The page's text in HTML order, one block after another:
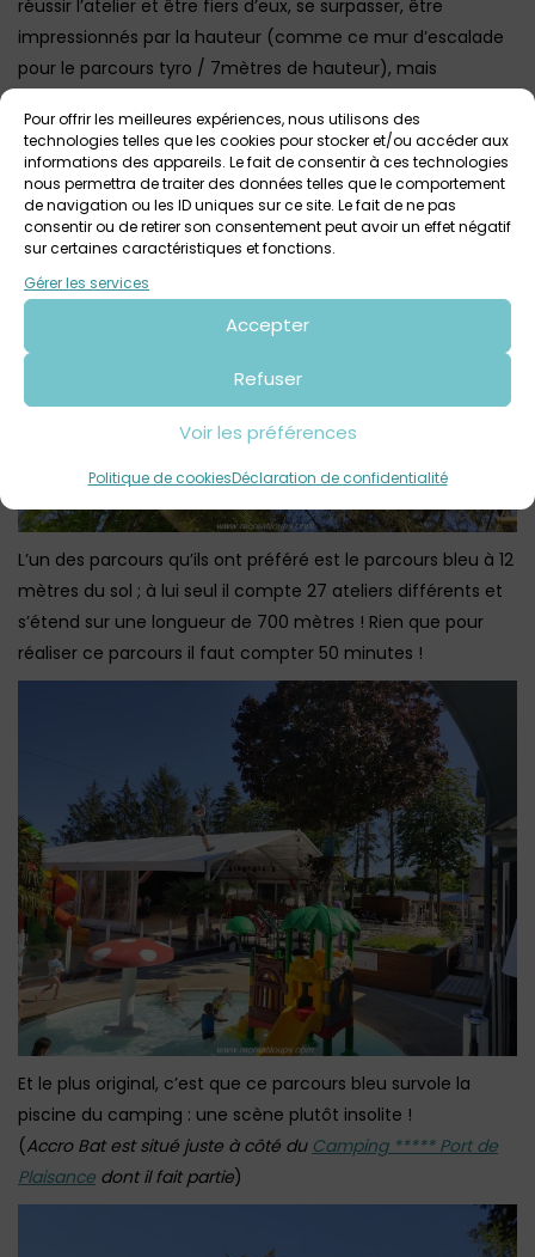
Pour offrir les meilleures expériences, nous utilisons des
technologies telles que les cookies pour stocker et/ou accéder aux
informations des appareils. Le fait de consentir à ces technologies
nous permettra de traiter des données telles que le comportement
de navigation ou les ID uniques sur ce site. Le fait de ne pas
consentir ou de retirer son consentement peut avoir un effet négatif
sur certaines caractéristiques et fonctions.
Gérer les services
Accepter
Refuser
Voir les préférences
Politique de cookiesDéclaration de confidentialité
réussir l’atelier et être fiers d’eux, se surpasser, être
impressionnés par la hauteur (comme ce mur d’escalade
pour le parcours tyro / 7mètres de hauteur), mais
…
L’un des parcours qu’ils ont préféré est le parcours bleu à 12
mètres du sol ; à lui seul il compte 27 ateliers différents et
s’étend sur une longueur de 700 mètres ! Rien que pour
réaliser ce parcours il faut compter 50 minutes !
Et le plus original, c’est que ce parcours bleu survole la
piscine du camping : une scène plutôt insolite !
(Accro Bat est situé juste à côté du Camping ***** Port de
Plaisance dont il fait partie)